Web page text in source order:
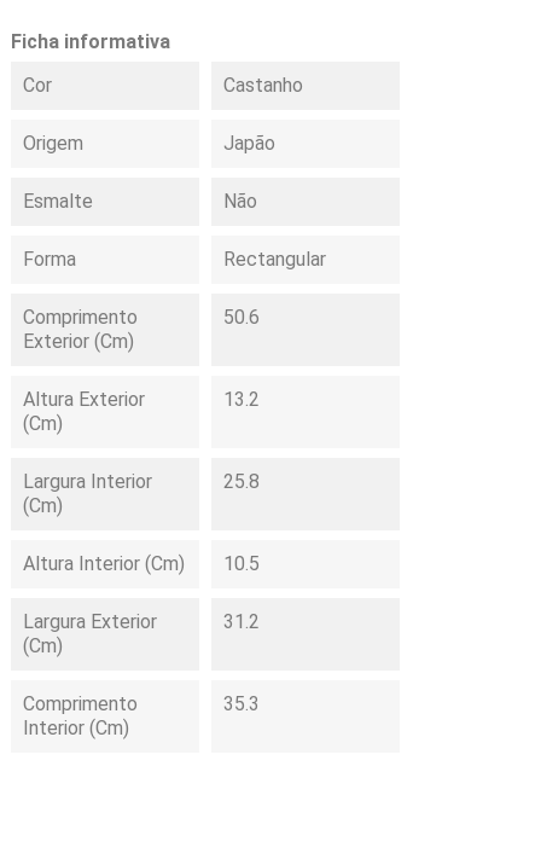
Ficha informativa
Cor
Castanho
Origem Japão
Esmalte Não
Forma Rectangular
Comprimento
Exterior (cm)
50.6
Altura Exterior
(cm)
13.2
Largura Interior
(cm)
25.8
Altura Interior (cm) 10.5
Largura Exterior
(cm)
31.2
Comprimento
Interior (cm)
35.3